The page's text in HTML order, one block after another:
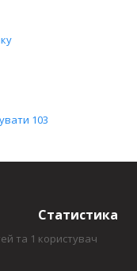
103
Статистика
та 1 користувач